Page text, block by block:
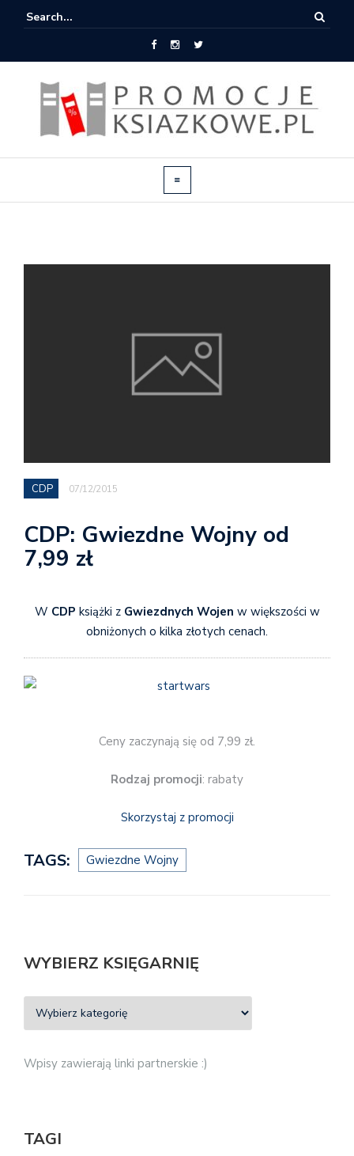
CDP 07/12/2015
CDP: Gwiezdne Wojny od
7,99 zł
W CDP książki z Gwiezdnych Wojen w większości w
obniżonych o kilka złotych cenach.
Ceny zaczynają się od 7,99 zł.
Rodzaj promocji: rabaty
Skorzystaj z promocji
TAGS: Gwiezdne Wojny
WYBIERZ KSIĘGARNIĘ
Wpisy zawierają linki partnerskie :)
TAGI